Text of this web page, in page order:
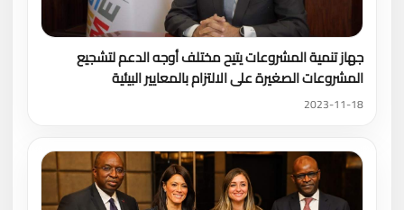
جهاز تنمية المشروعات يتيح مختلف أوجه الدعم لتشجيع
المشروعات الصغيرة على الالتزام بالمعايير البيئية
2023-11-18